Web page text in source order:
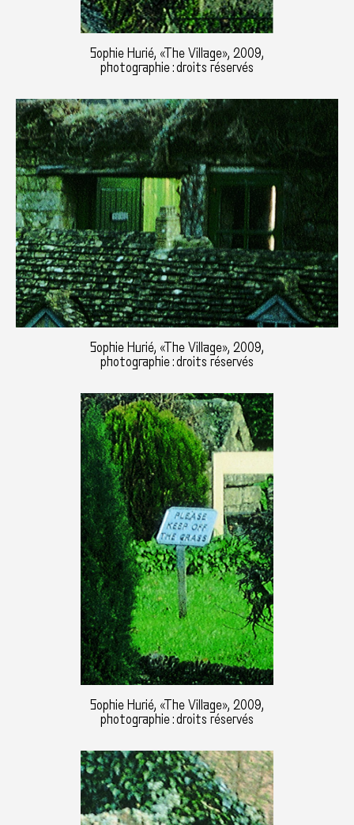
Sophie Hurié, «The Village», 2009,
photographie : droits réservés
Sophie Hurié, «The Village», 2009,
photographie : droits réservés
Sophie Hurié, «The Village», 2009,
photographie : droits réservés